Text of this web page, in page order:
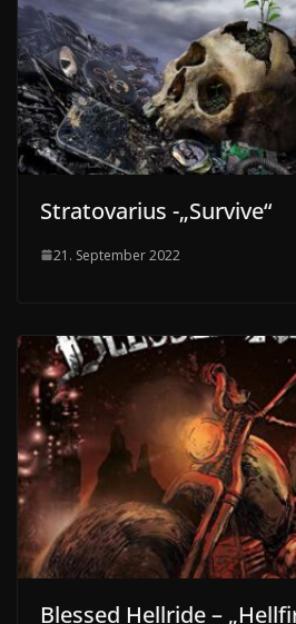
Stratovarius -„Survive“
21. September 2022
Blessed Hellride –